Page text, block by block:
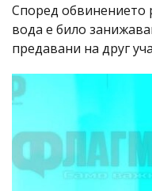
Според обвинението
вода е било
предавани на друг